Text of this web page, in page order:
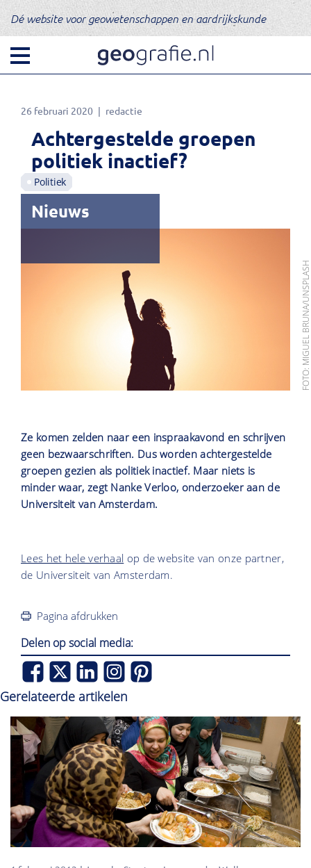
Dé website voor geowetenschappen en aardrijkskunde
26 februari 2020 redactie
Achtergestelde groepen
politiek inactief?
Politiek
Nieuws
FOTO: MIGUEL BRUNA/UNSPLASH
Ze komen zelden naar een inspraakavond en schrijven
geen bezwaarschriften. Dus worden achtergestelde
groepen gezien als politiek inactief. Maar niets is
minder waar, zegt Nanke Verloo, onderzoeker aan de
Universiteit van Amsterdam.
Lees het hele verhaal op de website van onze partner,
de Universiteit van Amsterdam.
Pagina afdrukken
Delen op social media:
Gerelateerde artikelen